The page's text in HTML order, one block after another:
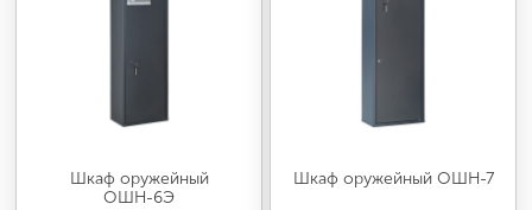
Шкаф оружейный
ОШН-6Э
Шкаф оружейный ОШН-7